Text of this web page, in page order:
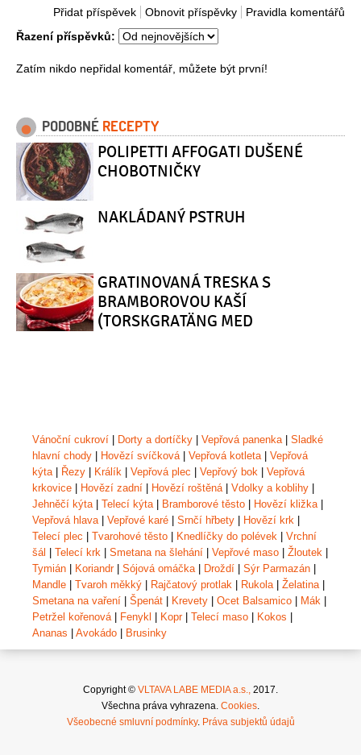
Pravidla komentářů
Obnovit příspěvky
Přidat příspěvek
Řazení příspěvků:
Zatím nikdo nepřidal komentář, můžete být první!
PODOBNÉ RECEPTY
POLIPETTI AFFOGATI DUŠENÉ
CHOBOTNIČKY
NAKLÁDANÝ PSTRUH
GRATINOVANÁ TRESKA S
BRAMBOROVOU KAŠÍ
(TORSKGRATÄNG MED
Vánoční cukroví | Dorty a dortíčky | Vepřová panenka | Sladké
hlavní chody | Hovězí svíčková | Vepřová kotleta | Vepřová
kýta | Řezy | Králík | Vepřová plec | Vepřový bok | Vepřová
krkovice | Hovězí zadní | Hovězí roštěná | Vdolky a koblihy |
Jehněčí kýta | Telecí kýta | Bramborové těsto | Hovězí kližka |
Vepřová hlava | Vepřové karé | Srnčí hřbety | Hovězí krk |
Telecí plec | Tvarohové těsto | Knedlíčky do polévek | Vrchní
šál | Telecí krk | Smetana na šlehání | Vepřové maso | Žloutek |
Tymián | Koriandr| Sójová omáčka | Droždí | Sýr Parmazán |
Mandle | Tvaroh měkký | Rajčatový protlak | Rukola | Želatina |
Smetana na vaření | Špenát | Krevety | Ocet Balsamico | Mák |
Petržel kořenová | Fenykl | Kopr| Telecí maso | Kokos |
Ananas | Avokádo | Brusinky
Copyright © VLTAVA LABE MEDIA a.s.,
2017.
Všechna práva vyhrazena. Cookies
Všeobecné smluvní podmínky. Práva subjektů údajů